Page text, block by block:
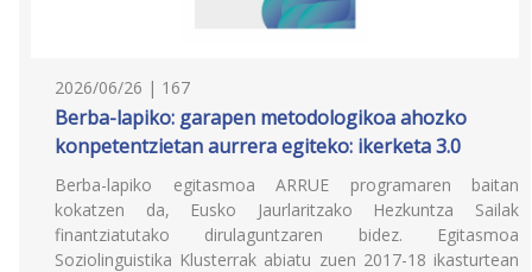
2026/06/26 | 167
Berba-lapiko: garapen metodologikoa ahozko
konpetentzietan aurrera egiteko: ikerketa 3.0
Berba-lapiko egitasmoa ARRUE programaren baitan
kokatzen da, Eusko Jaurlaritzako Hezkuntza Sailak
finantziatutako dirulaguntzaren bidez. Egitasmoa
Soziolinguistika Klusterrak abiatu zuen 2017-18 ikasturtean